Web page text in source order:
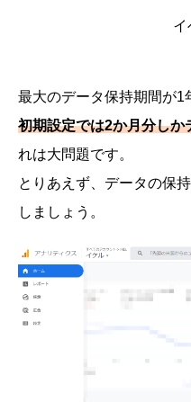
イ
最大のデータ保持期間が1
初期設定では2か月分しか
れは大問題です。
とりあえず、データの保
しましょう。